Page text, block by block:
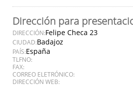
Dirección para
DIRECCIÓN:Felipe Checa 23
CIUDAD:Badajoz
PAÍS:España
TLFNO:
FAX:
CORREO ELETRÓNICO:
DIRECCIÓN WEB: